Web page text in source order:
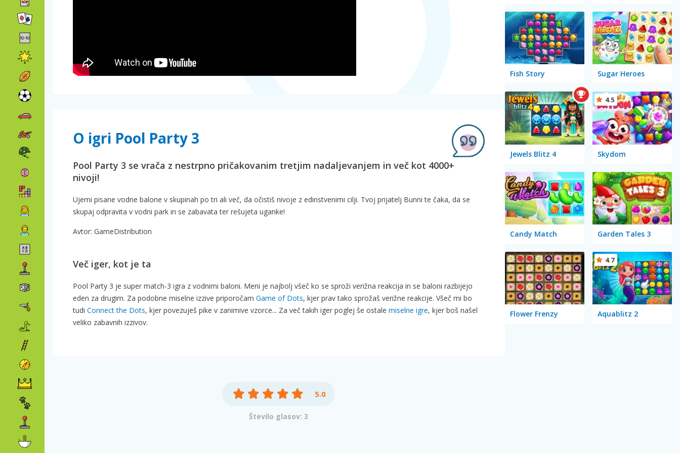
O igri Pool Party 3
Pool Party 3 se vrača z nestrpno pričakovanim tretjim nadaljevanjem in več kot 4000+
nivoji!
Ujemi pisane vodne balone v skupinah po tri ali več, da očistiš nivoje z edinstvenimi cilji. Tvoj prijatelj Bunni te čaka, da se
skupaj odpravita v vodni park in se zabavata ter rešujeta uganke!
Avtor: GameDistribution
Več iger, kot je ta
Pool Party 3 je super match-3 igra z vodnimi baloni. Meni je najbolj všeč ko se sproži verižna reakcija in se baloni razbijejo
eden za drugim. Za podobne miselne izzive priporočam Game of Dots, kjer prav tako sprožaš verižne reakcije. Všeč mi bo
tudi Connect the Dots, kjer povezuješ pike v zanimive vzorce... Za več takih iger poglej še ostale miselne igre, kjer boš našel
veliko zabavnih izzivov.
5.0
Število glasov: 3
Fish Story Sugar Heroes
Jewels Blitz 4 Skydom
4.5
Candy Match Garden Tales 3
Flower Frenzy Aquablitz 2
4.7